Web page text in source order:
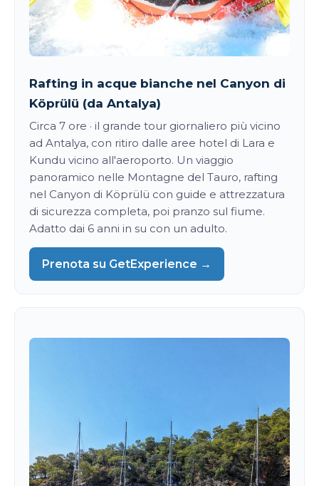
Rafting in acque bianche nel Canyon di
Köprülü (da Antalya)
Circa 7 ore · il grande tour giornaliero più vicino
ad Antalya, con ritiro dalle aree hotel di Lara e
Kundu vicino all'aeroporto. Un viaggio
panoramico nelle Montagne del Tauro, rafting
nel Canyon di Köprülü con guide e attrezzatura
di sicurezza completa, poi pranzo sul fiume.
Adatto dai 6 anni in su con un adulto.
Prenota su GetExperience →